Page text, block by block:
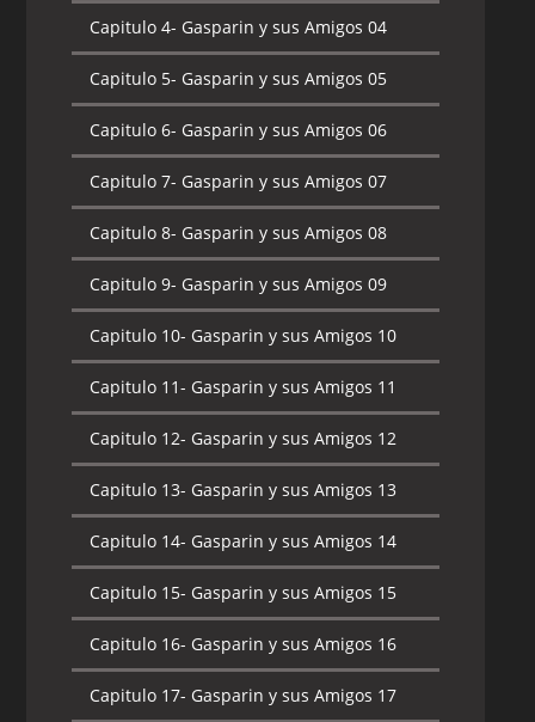
Capitulo 4- Gasparin y sus Amigos 04
Capitulo 5- Gasparin y sus Amigos 05
Capitulo 6- Gasparin y sus Amigos 06
Capitulo 7- Gasparin y sus Amigos 07
Capitulo 8- Gasparin y sus Amigos 08
Capitulo 9- Gasparin y sus Amigos 09
Capitulo 10- Gasparin y sus Amigos 10
Capitulo 11- Gasparin y sus Amigos 11
Capitulo 12- Gasparin y sus Amigos 12
Capitulo 13- Gasparin y sus Amigos 13
Capitulo 14- Gasparin y sus Amigos 14
Capitulo 15- Gasparin y sus Amigos 15
Capitulo 16- Gasparin y sus Amigos 16
Capitulo 17- Gasparin y sus Amigos 17